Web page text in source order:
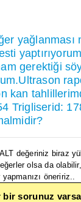
yağlanması
gerektiği
kan
Trigliserid:
ALT değeriniz biraz
olsa da
öneririz..
sorunuz varsa